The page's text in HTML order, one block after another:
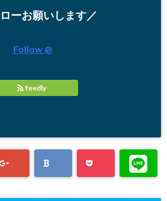
ーお願いします／
Follow @
feedly